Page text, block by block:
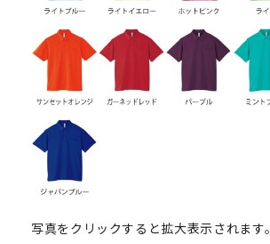
写真をクリックすると拡大表示されます。